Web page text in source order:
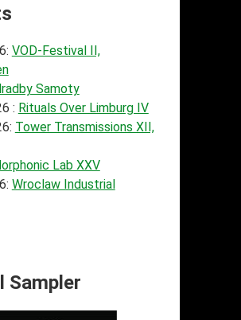
VOD-Festival II,
Samoty
: Rituals Over Limburg IV
Tower Transmissions XII,
Lab XXV
Wroclaw Industrial
Sampler